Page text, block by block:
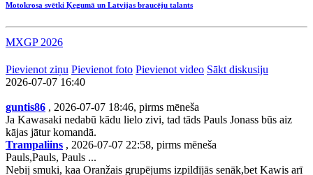
Motokrosa svētki Ķegumā un Latvijas braucēju talants
MXGP 2026
Pievienot ziņu Pievienot foto Pievienot video Sākt diskusiju
2026-07-07 16:40
guntis86 , 2026-07-07 18:46, pirms mēneša
Ja Kawasaki nedabū kādu lielo zivi, tad tāds Pauls Jonass būs aiz
kājas jātur komandā.
Trampaliins , 2026-07-07 22:58, pirms mēneša
Pauls,Pauls, Pauls ...
Nebij smuki, kaa Oranžais grupējums izpildījās senāk,bet Kawis arī